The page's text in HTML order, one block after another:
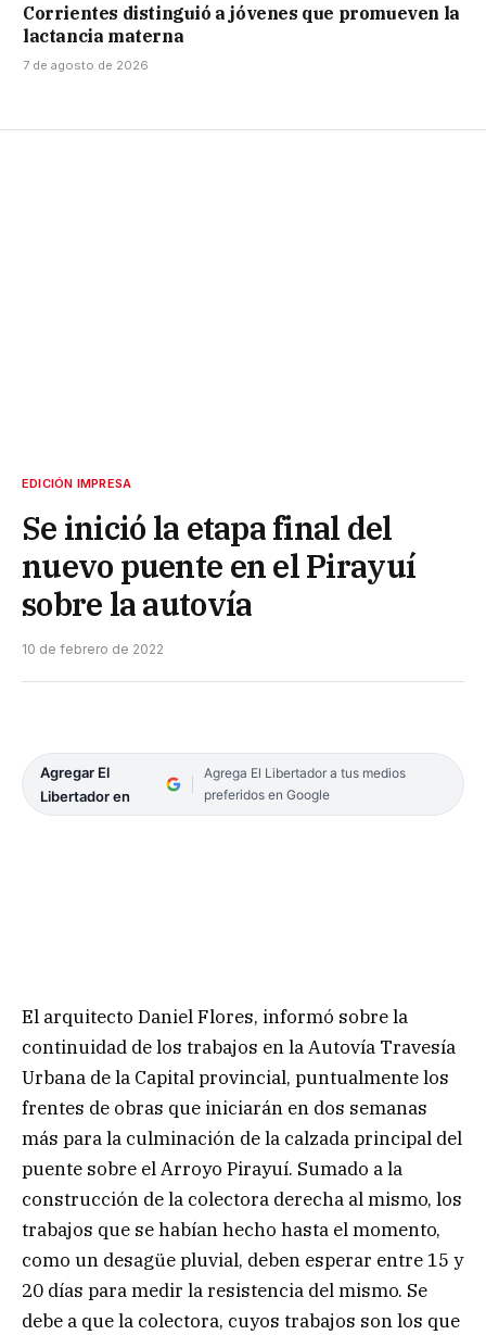
Corrientes distinguió a jóvenes que promueven la
lactancia materna
7 de agosto de 2026
EDICIÓN IMPRESA
Se inició la etapa final del
nuevo puente en el Pirayuí
sobre la autovía
10 de febrero de 2022
Agregar El
Libertador en
Agrega El Libertador a tus medios
preferidos en Google
El arquitecto Daniel Flores, informó sobre la
continuidad de los trabajos en la Autovía Travesía
Urbana de la Capital provincial, puntualmente los
frentes de obras que iniciarán en dos semanas
más para la culminación de la calzada principal del
puente sobre el Arroyo Pirayuí. Sumado a la
construcción de la colectora derecha al mismo, los
trabajos que se habían hecho hasta el momento,
como un desagüe pluvial, deben esperar entre 15 y
20 días para medir la resistencia del mismo. Se
debe a que la colectora, cuyos trabajos son los que